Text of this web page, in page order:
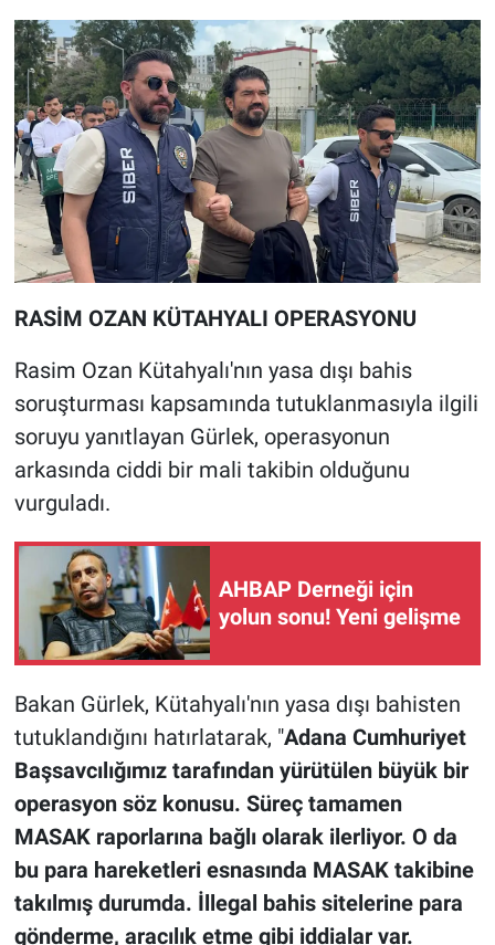
RASİM OZAN KÜTAHYALI OPERASYONU
Rasim Ozan Kütahyalı'nın yasa dışı bahis
soruşturması kapsamında tutuklanmasıyla ilgili
soruyu yanıtlayan Gürlek, operasyonun
arkasında ciddi bir mali takibin olduğunu
vurguladı.
AHBAP Derneği için
yolun sonu! Yeni gelişme
Bakan Gürlek, Kütahyalı'nın yasa dışı bahisten
tutuklandığını hatırlatarak, ​"Adana Cumhuriyet
Başsavcılığımız tarafından yürütülen büyük bir
operasyon söz konusu. Süreç tamamen
MASAK raporlarına bağlı olarak ilerliyor. O da
bu para hareketleri esnasında MASAK takibine
takılmış durumda. İllegal bahis sitelerine para
gönderme, aracılık etme gibi iddialar var.